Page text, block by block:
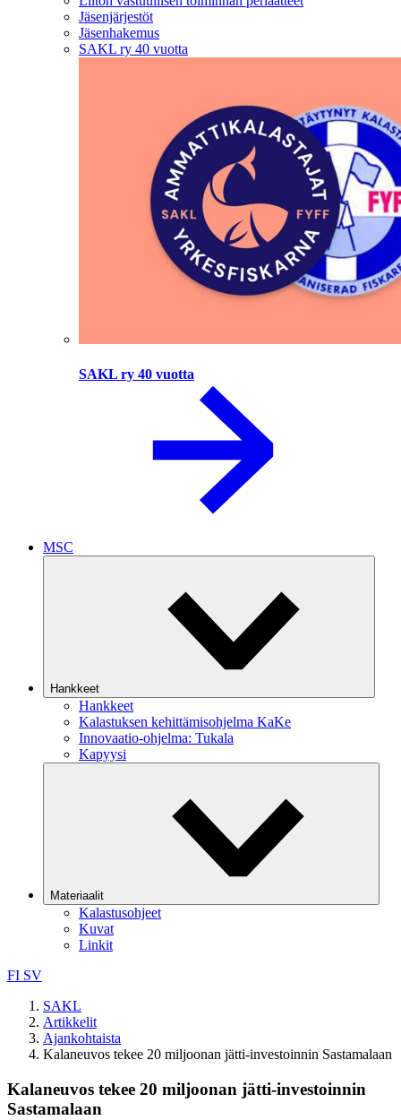
Jäsenjärjestöt
Jäsenhakemus
SAKL ry 40 vuotta
SAKL ry 40 vuotta
MSC
Hankkeet
Hankkeet
Kalastuksen kehittämisohjelma KaKe
Innovaatio-ohjelma: Tukala
Kapyysi
Materiaalit
Kalastusohjeet
Kuvat
Linkit
FI SV
SAKL
Artikkelit
Ajankohtaista
Kalaneuvos tekee 20 miljoonan jätti-investoinnin Sastamalaan
Kalaneuvos tekee 20 miljoonan jätti-investoinnin
Sastamalaan